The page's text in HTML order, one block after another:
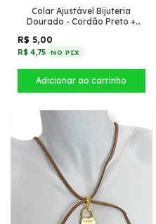
Colar Ajustável Bijuteria
Dourado - Cordão Preto +
R$ 5,00
R$ 4,75 NO PIX